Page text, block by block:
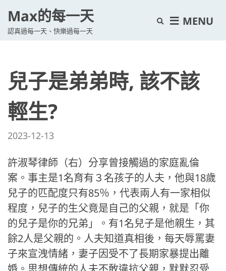
Max的每一天
認真過每一天、快樂過每一天
E
n
d
c
h
f
o
r
m
MENU
兒子是弟弟時, 該不該
輕生?
2023-12-13
許淑琴律師（右）分享曾接觸過的家庭亂倫
案。事主是1名育有３名孩子的人夫，他與18歲
兒子的匹配度只有85％，代表兩人有一家相似
程度，兒子的生父竟是自己的父親，就是「你
的兒子是你的兄弟」。有1名兒子是他親生，其
餘2人是父親的。人夫知道真相後，每天辱罵妻
子來宣洩情緒，妻子因受不了長期家暴提出離